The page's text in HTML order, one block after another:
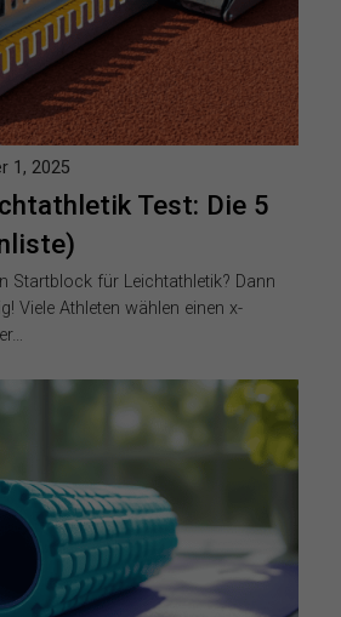
Test: Die 5
1, 2025
Startblock für Leichtathletik? Dann
Viele Athleten wählen einen x-